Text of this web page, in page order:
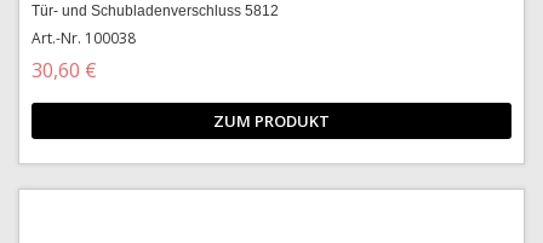
Tür- und Schubladenverschluss 5812
Art.-Nr. 100038
30,60 €
ZUM PRODUKT